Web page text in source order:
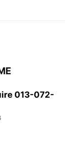
013-072-